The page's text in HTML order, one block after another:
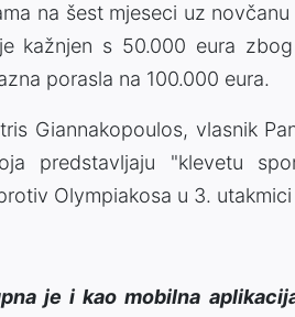
na šest mjeseci uz
kažnjen s 50.000 eura
porasla na 100.000 eura.
Giannakopoulos, vlasnik
predstavljaju "klevetu
Olympiakosa u 3.
je i kao mobilna